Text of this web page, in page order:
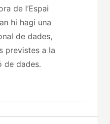
de l’Espai
hi hagi una
de dades,
previstes a la
de dades.